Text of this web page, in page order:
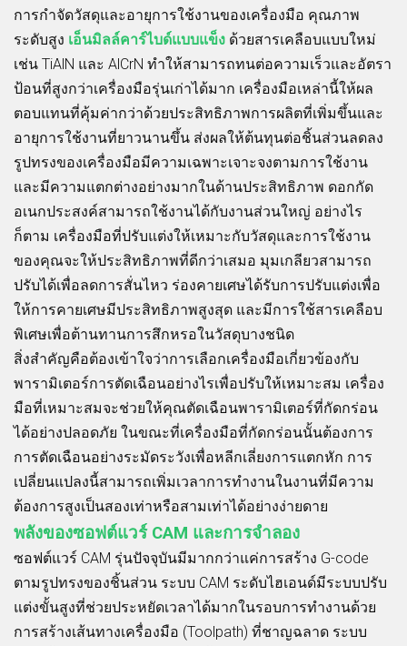
การกำจัดวัสดุและอายุการใช้งานของเครื่องมือ คุณภาพ
ระดับสูง เอ็นมิลล์คาร์ไบด์แบบแข็ง ด้วยสารเคลือบแบบใหม่
เช่น TiAlN และ AlCrN ทำให้สามารถทนต่อความเร็วและอัตรา
ป้อนที่สูงกว่าเครื่องมือรุ่นเก่าได้มาก เครื่องมือเหล่านี้ให้ผล
ตอบแทนที่คุ้มค่ากว่าด้วยประสิทธิภาพการผลิตที่เพิ่มขึ้นและ
อายุการใช้งานที่ยาวนานขึ้น ส่งผลให้ต้นทุนต่อชิ้นส่วนลดลง
รูปทรงของเครื่องมือมีความเฉพาะเจาะจงตามการใช้งาน
และมีความแตกต่างอย่างมากในด้านประสิทธิภาพ ดอกกัด
อเนกประสงค์สามารถใช้งานได้กับงานส่วนใหญ่ อย่างไร
ก็ตาม เครื่องมือที่ปรับแต่งให้เหมาะกับวัสดุและการใช้งาน
ของคุณจะให้ประสิทธิภาพที่ดีกว่าเสมอ มุมเกลียวสามารถ
ปรับได้เพื่อลดการสั่นไหว ร่องคายเศษได้รับการปรับแต่งเพื่อ
ให้การคายเศษมีประสิทธิภาพสูงสุด และมีการใช้สารเคลือบ
พิเศษเพื่อต้านทานการสึกหรอในวัสดุบางชนิด
สิ่งสำคัญคือต้องเข้าใจว่าการเลือกเครื่องมือเกี่ยวข้องกับ
พารามิเตอร์การตัดเฉือนอย่างไรเพื่อปรับให้เหมาะสม เครื่อง
มือที่เหมาะสมจะช่วยให้คุณตัดเฉือนพารามิเตอร์ที่กัดกร่อน
ได้อย่างปลอดภัย ในขณะที่เครื่องมือที่กัดกร่อนนั้นต้องการ
การตัดเฉือนอย่างระมัดระวังเพื่อหลีกเลี่ยงการแตกหัก การ
เปลี่ยนแปลงนี้สามารถเพิ่มเวลาการทำงานในงานที่มีความ
ต้องการสูงเป็นสองเท่าหรือสามเท่าได้อย่างง่ายดาย
พลังของซอฟต์แวร์ CAM และการจำลอง
ซอฟต์แวร์ CAM รุ่นปัจจุบันมีมากกว่าแค่การสร้าง G-code
ตามรูปทรงของชิ้นส่วน ระบบ CAM ระดับไฮเอนด์มีระบบปรับ
แต่งขั้นสูงที่ช่วยประหยัดเวลาได้มากในรอบการทำงานด้วย
การสร้างเส้นทางเครื่องมือ (Toolpath) ที่ชาญฉลาด ระบบ